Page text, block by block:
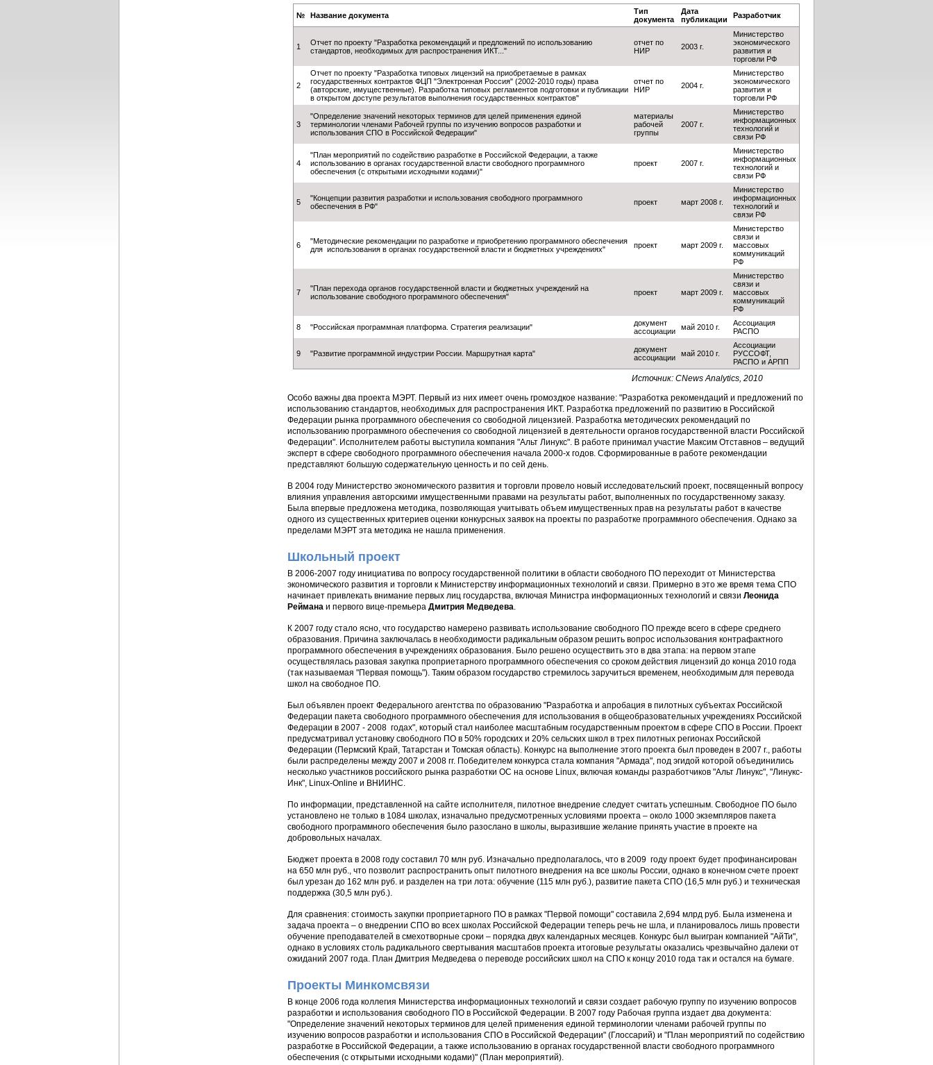
№ Название документа
Тип
документа
Дата
публикации
Разработчик
1
Отчет по проекту "Разработка рекомендаций и предложений по использованию
стандартов, необходимых для распространения ИКТ..."
отчет по
НИР
2003 г.
Министерство
экономического
развития и
торговли РФ
2
Отчет по проекту "Разработка типовых лицензий на приобретаемые в рамках
государственных контрактов ФЦП "Электронная Россия" (2002-2010 годы) права
(авторские, имущественные). Разработка типовых регламентов подготовки и публикации
в открытом доступе результатов выполнения государственных контрактов"
отчет по
НИР
2004 г.
Министерство
экономического
развития и
торговли РФ
3
"Определение значений некоторых терминов для целей применения единой
терминологии членами Рабочей группы по изучению вопросов разработки и
использования СПО в Российской Федерации"
материалы
рабочей
группы
2007 г.
Министерство
информационных
технологий и
связи РФ
4
"План мероприятий по содействию разработке в Российской Федерации, а также
использованию в органах государственной власти свободного программного
обеспечения (с открытыми исходными кодами)"
проект 2007 г.
Министерство
информационных
технологий и
связи РФ
5
"Концепции развития разработки и использования свободного программного
обеспечения в РФ"
проект март 2008 г.
Министерство
информационных
технологий и
связи РФ
6
"Методические рекомендации по разработке и приобретению программного обеспечения
для использования в органах государственной власти и бюджетных учреждениях"
проект март 2009 г.
Министерство
связи и
массовых
коммуникаций
РФ
7
"План перехода органов государственной власти и бюджетных учреждений на
использование свободного программного обеспечения"
проект март 2009 г.
Министерство
связи и
массовых
коммуникаций
РФ
8 "Российская программная платформа. Стратегия реализации"
документ
ассоциации
май 2010 г.
Ассоциация
РАСПО
9 "Развитие программной индустрии России. Маршрутная карта"
документ
ассоциации
май 2010 г.
Ассоциации
РУССОФТ,
РАСПО и АРПП
Источник: CNews Analytics, 2010
Особо важны два проекта МЭРТ. Первый из них имеет очень громоздкое название: "Разработка рекомендаций и предложений по
использованию стандартов, необходимых для распространения ИКТ. Разработка предложений по развитию в Российской
Федерации рынка программного обеспечения со свободной лицензией. Разработка методических рекомендаций по
использованию программного обеспечения со свободной лицензией в деятельности органов государственной власти Российской
Федерации". Исполнителем работы выступила компания "Альт Линукс". В работе принимал участие Максим Отставнов – ведущий
эксперт в сфере свободного программного обеспечения начала 2000-х годов. Сформированные в работе рекомендации
представляют большую содержательную ценность и по сей день.
В 2004 году Министерство экономического развития и торговли провело новый исследовательский проект, посвященный вопросу
влияния управления авторскими имущественными правами на результаты работ, выполненных по государственному заказу.
Была впервые предложена методика, позволяющая учитывать объем имущественных прав на результаты работ в качестве
одного из существенных критериев оценки конкурсных заявок на проекты по разработке программного обеспечения. Однако за
пределами МЭРТ эта методика не нашла применения.
Школьный проект
В 2006-2007 году инициатива по вопросу государственной политики в области свободного ПО переходит от Министерства
экономического развития и торговли к Министерству информационных технологий и связи. Примерно в это же время тема СПО
начинает привлекать внимание первых лиц государства, включая Министра информационных технологий и связи Леонида
Реймана и первого вице-премьера Дмитрия Медведева.
К 2007 году стало ясно, что государство намерено развивать использование свободного ПО прежде всего в сфере среднего
образования. Причина заключалась в необходимости радикальным образом решить вопрос использования контрафактного
программного обеспечения в учреждениях образования. Было решено осуществить это в два этапа: на первом этапе
осуществлялась разовая закупка проприетарного программного обеспечения со сроком действия лицензий до конца 2010 года
(так называемая "Первая помощь"). Таким образом государство стремилось заручиться временем, необходимым для перевода
школ на свободное ПО.
Был объявлен проект Федерального агентства по образованию "Разработка и апробация в пилотных субъектах Российской
Федерации пакета свободного программного обеспечения для использования в общеобразовательных учреждениях Российской
Федерации в 2007 - 2008 годах", который стал наиболее масштабным государственным проектом в сфере СПО в России. Проект
предусматривал установку свободного ПО в 50% городских и 20% сельских школ в трех пилотных регионах Российской
Федерации (Пермский Край, Татарстан и Томская область). Конкурс на выполнение этого проекта был проведен в 2007 г., работы
были распределены между 2007 и 2008 гг. Победителем конкурса стала компания "Армада", под эгидой которой объединились
несколько участников российского рынка разработки ОС на основе Linux, включая команды разработчиков "Альт Линукс", "Линукс-
Инк", Linux-Online и ВНИИНС.
По информации, представленной на сайте исполнителя, пилотное внедрение следует считать успешным. Свободное ПО было
установлено не только в 1084 школах, изначально предусмотренных условиями проекта – около 1000 экземпляров пакета
свободного программного обеспечения было разослано в школы, выразившие желание принять участие в проекте на
добровольных началах.
Бюджет проекта в 2008 году составил 70 млн руб. Изначально предполагалось, что в 2009 году проект будет профинансирован
на 650 млн руб., что позволит распространить опыт пилотного внедрения на все школы России, однако в конечном счете проект
был урезан до 162 млн руб. и разделен на три лота: обучение (115 млн руб.), развитие пакета СПО (16,5 млн руб.) и техническая
поддержка (30,5 млн руб.).
Для сравнения: стоимость закупки проприетарного ПО в рамках "Первой помощи" составила 2,694 млрд руб. Была изменена и
задача проекта – о внедрении СПО во всех школах Российской Федерации теперь речь не шла, и планировалось лишь провести
обучение преподавателей в смехотворные сроки – порядка двух календарных месяцев. Конкурс был выигран компанией "АйТи",
однако в условиях столь радикального свертывания масштабов проекта итоговые результаты оказались чрезвычайно далеки от
ожиданий 2007 года. План Дмитрия Медведева о переводе российских школ на СПО к концу 2010 года так и остался на бумаге.
Проекты Минкомсвязи
В конце 2006 года коллегия Министерства информационных технологий и связи создает рабочую группу по изучению вопросов
разработки и использования свободного ПО в Российской Федерации. В 2007 году Рабочая группа издает два документа:
"Определение значений некоторых терминов для целей применения единой терминологии членами рабочей группы по
изучению вопросов разработки и использования СПО в Российской Федерации" (Глоссарий) и "План мероприятий по содействию
разработке в Российской Федерации, а также использованию в органах государственной власти свободного программного
обеспечения (с открытыми исходными кодами)" (План мероприятий).